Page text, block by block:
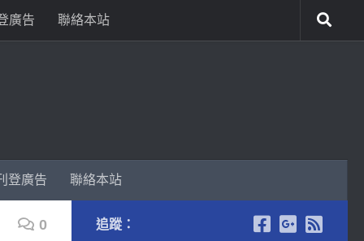
廣告 聯絡本站
登廣告 聯絡本站
0 追蹤：